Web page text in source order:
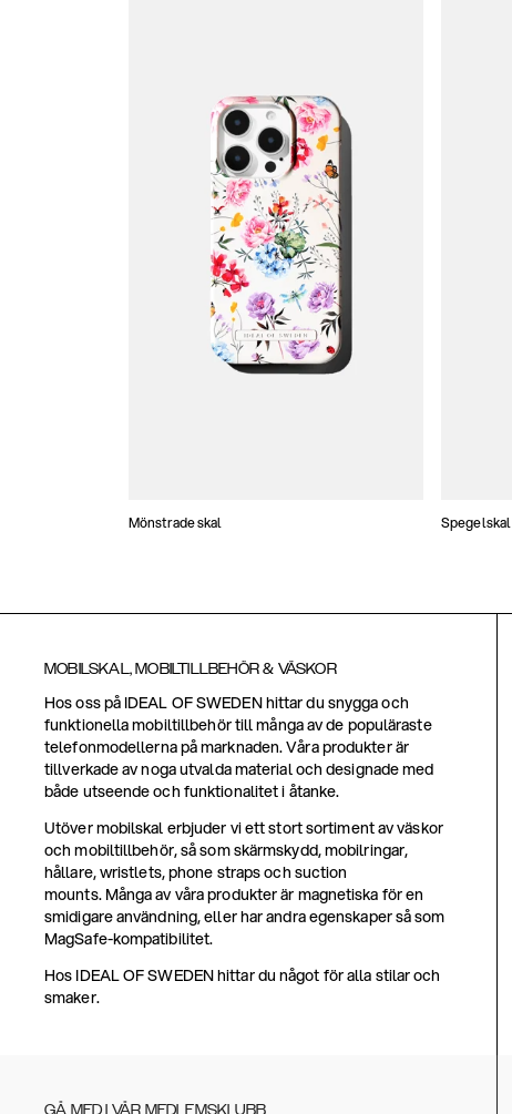
Mönstrade skal Spegelskal
MOBILSKAL, MOBILTILLBEHÖR & VÄSKOR
Hos oss på IDEAL OF SWEDEN hittar du snygga och
funktionella mobiltillbehör till många av de populäraste
telefonmodellerna på marknaden. Våra produkter är
tillverkade av noga utvalda material och designade med
både utseende och funktionalitet i åtanke.
Utöver mobilskal erbjuder vi ett stort sortiment av väskor
och mobiltillbehör, så som skärmskydd, mobilringar,
hållare, wristlets, phone straps och suction
mounts. Många av våra produkter är magnetiska för en
smidigare användning, eller har andra egenskaper så som
MagSafe-kompatibilitet.
Hos IDEAL OF SWEDEN hittar du något för alla stilar och
smaker.
GÅ MED I VÅR MEDLEMSKLUBB